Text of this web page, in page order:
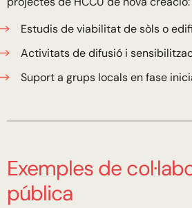
Estudis de viabilitat de sòls o
Activitats de difusió i
Suport a grups locals en fase
Exemples de
pública